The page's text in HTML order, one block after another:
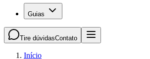
Guias
Tire dúvidasContato
Início